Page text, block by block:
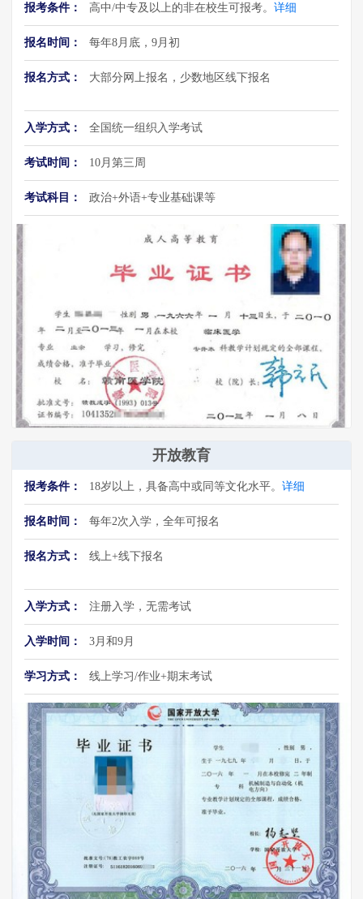
报考条件： 高中/中专及以上的非在校生可报考。 详细
报名时间： 每年8月底，9月初
报名方式： 大部分网上报名，少数地区线下报名
入学方式： 全国统一组织入学考试
考试时间： 10月第三周
考试科目： 政治+外语+专业基础课等
开放教育
报考条件： 18岁以上，具备高中或同等文化水平。 详细
报名时间： 每年2次入学，全年可报名
报名方式： 线上+线下报名
入学方式： 注册入学，无需考试
入学时间： 3月和9月
学习方式： 线上学习/作业+期末考试